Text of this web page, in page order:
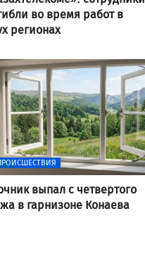
во время работ в
регионах
выпал с четвертого
в гарнизоне Конаева